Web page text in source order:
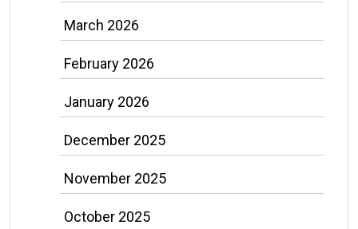
March 2026
February 2026
January 2026
December 2025
November 2025
October 2025